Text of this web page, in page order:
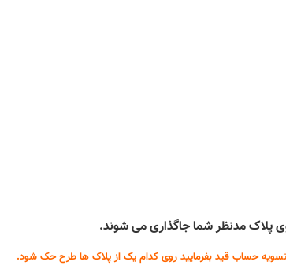
پلاک مدنظر شما جاگذاری می شوند.
حساب قید بفرمایید روی کدام یک از پلاک ها طرح حک شود.